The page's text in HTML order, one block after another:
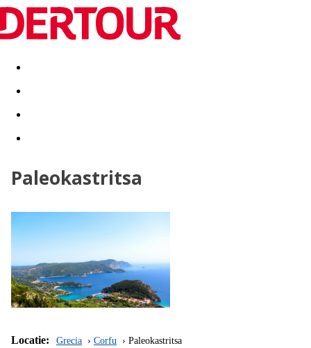
Destinatii Vacanta perfecta OFERTE DE NERATAT
Paleokastritsa
Locatie: Grecia Corfu Paleokastritsa